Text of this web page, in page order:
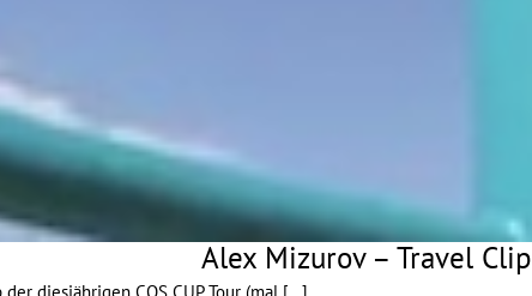
Alex Mizurov – Travel Clip